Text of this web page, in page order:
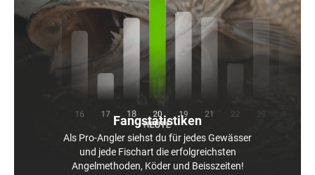
Fangstatistiken
Als Pro-Angler siehst du für jedes Gewässer
und jede Fischart die erfolgreichsten
Angelmethoden, Köder und Beisszeiten!